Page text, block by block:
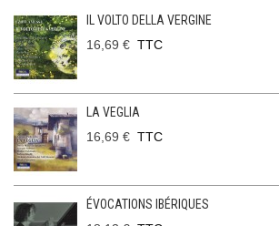
IL VOLTO DELLA VERGINE
16,69 € TTC
LA VEGLIA
16,69 € TTC
ÉVOCATIONS IBÉRIQUES